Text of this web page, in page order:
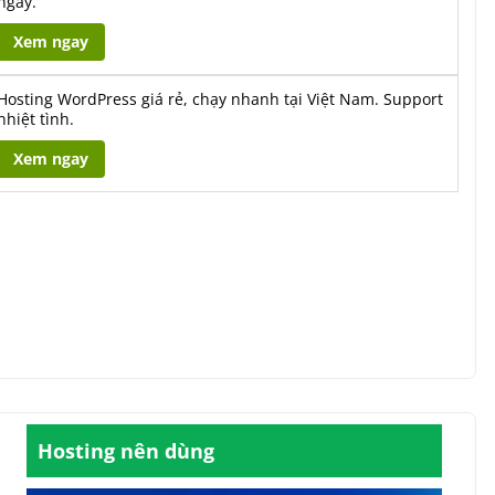
Xem ngay
WordPress giá rẻ, chạy nhanh tại Việt Nam. Support
tình.
Xem ngay
Hosting nên dùng